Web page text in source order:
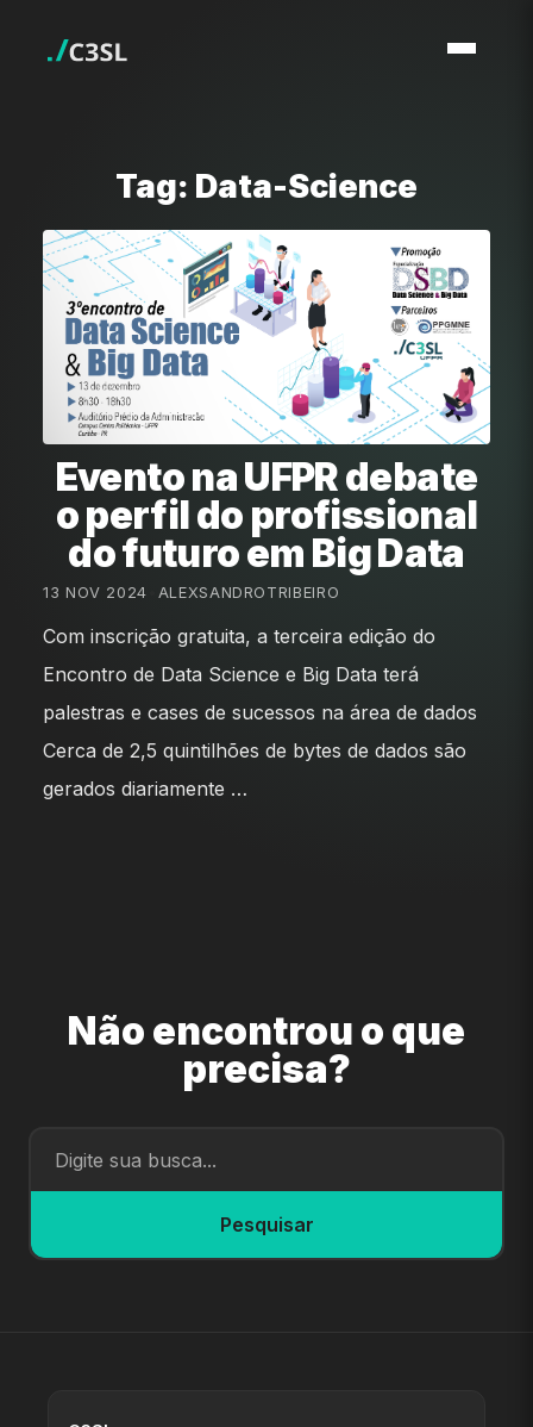
Tag: Data-Science
Evento na UFPR debate
o perfil do profissional
do futuro em Big Data
13 NOV 2024 ALEXSANDROTRIBEIRO
Com inscrição gratuita, a terceira edição do
Encontro de Data Science e Big Data terá
palestras e cases de sucessos na área de dados
Cerca de 2,5 quintilhões de bytes de dados são
gerados diariamente …
Não encontrou o que
precisa?
Pesquisar